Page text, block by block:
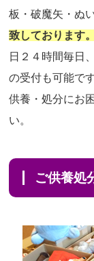
板・破魔矢・ぬ
致しております。
日２４時間毎日
の受付も可能で
供養・処分にお
い。
ご供養